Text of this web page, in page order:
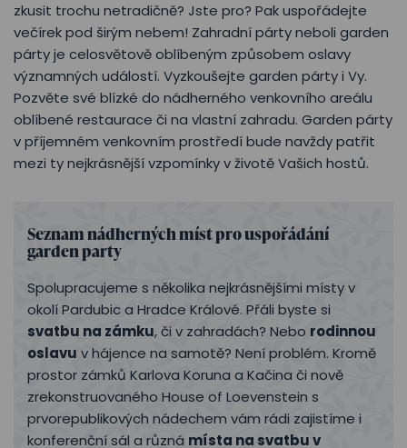
zkusit trochu netradičně? Jste pro? Pak uspořádejte
večírek pod širým nebem! Zahradní párty neboli garden
párty je celosvětově oblíbeným způsobem oslavy
významných událostí. Vyzkoušejte garden párty i Vy.
Pozvěte své blízké do nádherného venkovního areálu
oblíbené restaurace či na vlastní zahradu. Garden párty
v příjemném venkovním prostředí bude navždy patřit
mezi ty nejkrásnější vzpomínky v životě Vašich hostů.
Seznam nádherných míst pro uspořádání
garden party
Spolupracujeme s několika nejkrásnějšími místy v
okolí Pardubic a Hradce Králové. Přáli byste si
svatbu na zámku, či v zahradách? Nebo rodinnou
oslavu v hájence na samotě? Není problém. Kromě
prostor zámků Karlova Koruna a Kačina či nově
zrekonstruovaného House of Loevenstein s
prvorepublikových nádechem vám rádi zajistíme i
konferenční sál a různá místa na svatbu v